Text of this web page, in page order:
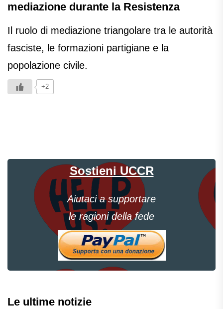
mediazione durante la Resistenza
Il ruolo di mediazione triangolare tra le autorità
fasciste, le formazioni partigiane e la
popolazione civile.
+2
Sostieni UCCR
Aiutaci a supportare
le ragioni della fede
Le ultime notizie